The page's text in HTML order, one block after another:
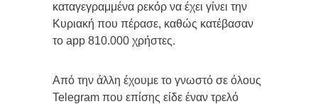
καταγεγραμμένα ρεκόρ να έχει γίνει την
Κυριακή που πέρασε, καθώς κατέβασαν
το app 810.000 χρήστες.
Από την άλλη έχουμε το γνωστό σε όλους
Telegram που επίσης είδε έναν τρελό